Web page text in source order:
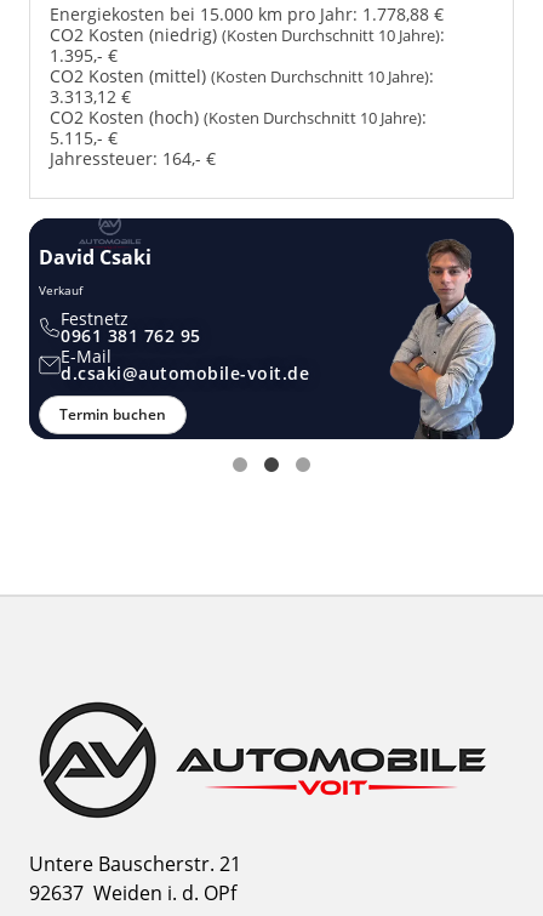
Energiekosten bei 15.000 km pro Jahr: 1.778,88 €
CO2 Kosten (niedrig) (Kosten Durchschnitt 10 Jahre):
1.395,- €
CO2 Kosten (mittel) (Kosten Durchschnitt 10 Jahre):
3.313,12 €
CO2 Kosten (hoch) (Kosten Durchschnitt 10 Jahre):
5.115,- €
Jahressteuer: 164,- €
David Csaki
Verkauf
Festnetz
0961 381 762 95
E-Mail
d.csaki@automobile-voit.de
Termin buchen
Untere Bauscherstr. 21
92637 Weiden i. d. OPf